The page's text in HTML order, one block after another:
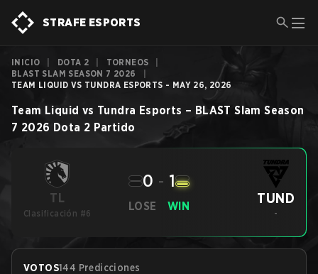
STRAFE ESPORTS
INICIO DOTA 2 TORNEOS
BLAST SLAM SEASON 7 2026
TEAM LIQUID VS TUNDRA ESPORTS - MAY 26, 2026
Team Liquid vs Tundra Esports – BLAST Slam Season
7 2026 Dota 2 Partido
TL
Clasificación #6
LOSE
0 - 1
WIN TUND
-
VOTOS144 Predicciones